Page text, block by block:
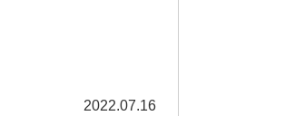
2022.07.16